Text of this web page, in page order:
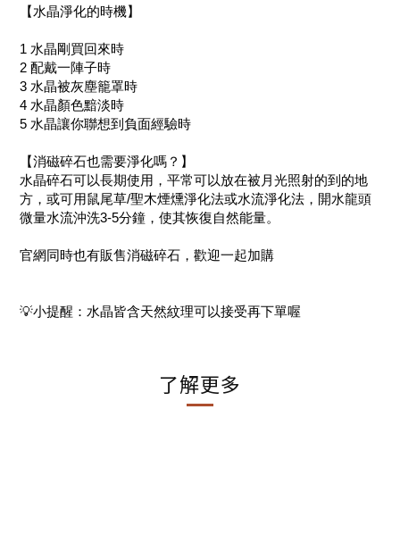
【水晶淨化的時機】
1 水晶剛買回來時
2 配戴一陣子時
3 水晶被灰塵籠罩時
4 水晶顏色黯淡時
5 水晶讓你聯想到負面經驗時
【消磁碎石也需要淨化嗎？】
水晶碎石可以長期使用，平常可以放在被月光照射的到的地
方，或可用鼠尾草/聖木煙燻淨化法或水流淨化法，開水龍頭
微量水流沖洗3-5分鐘，使其恢復自然能量。
官網同時也有販售消磁碎石，歡迎一起加購
💡小提醒：水晶皆含天然紋理可以接受再下單喔
了解更多